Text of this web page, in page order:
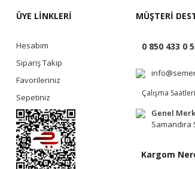
ÜYE LİNKLERİ
Hesabım
Sipariş Takip
Favorileriniz
Sepetiniz
MÜŞTERİ
0 850 433 0
Çalışma
Genel
Samandıra
Kargom